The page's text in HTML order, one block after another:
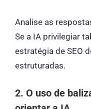
Analise as
Se a IA privilegiar
estratégia de SEO
estruturadas.
2. O uso de